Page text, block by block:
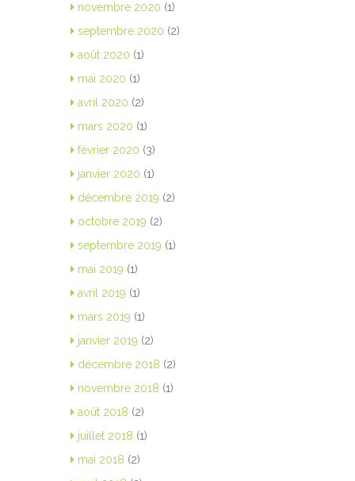
novembre 2020 (1)
septembre 2020 (2)
août 2020 (1)
mai 2020 (1)
avril 2020 (2)
mars 2020 (1)
février 2020 (3)
janvier 2020 (1)
décembre 2019 (2)
octobre 2019 (2)
septembre 2019 (1)
mai 2019 (1)
avril 2019 (1)
mars 2019 (1)
janvier 2019 (2)
décembre 2018 (2)
novembre 2018 (1)
août 2018 (2)
juillet 2018 (1)
mai 2018 (2)